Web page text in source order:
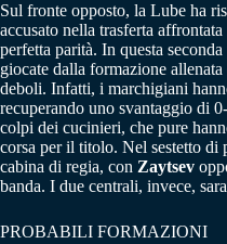
Sul fronte opposto, la Lube ha
accusato nella trasferta
perfetta parità. In questa
giocate dalla formazione
deboli. Infatti, i marchigiani
recuperando uno svantaggio di
colpi dei cucinieri, che pure
corsa per il titolo. Nel sestetto di
cabina di regia, con Zaytsev
banda. I due centrali, invece,
PROBABILI FORMAZIONI